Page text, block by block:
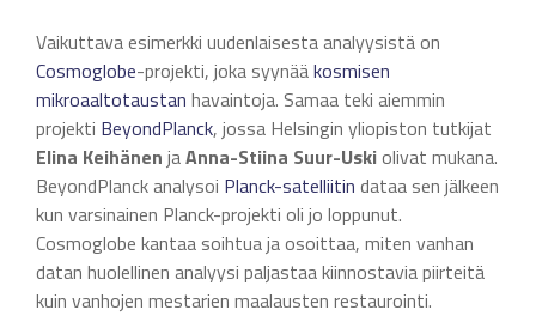
Vaikuttava esimerkki uudenlaisesta analyysistä on
Cosmoglobe-projekti, joka syynääkosmisen
mikroaaltotaustan havaintoja. Samaa teki aiemmin
projekti BeyondPlanck, jossa Helsingin yliopiston tutkijat
Elina Keihänen jaAnna-Stiina Suur-Uskiolivat mukana.
BeyondPlanck analysoi Planck-satelliitin dataa sen jälkeen
kun varsinainen Planck-projekti oli jo loppunut.
Cosmoglobe kantaa soihtua ja osoittaa, miten vanhan
datan huolellinen analyysi paljastaa kiinnostavia piirteitä
kuin vanhojen mestarien maalausten restaurointi.